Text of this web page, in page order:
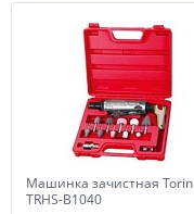
Машинка зачистная Torin
TRHS-B1040